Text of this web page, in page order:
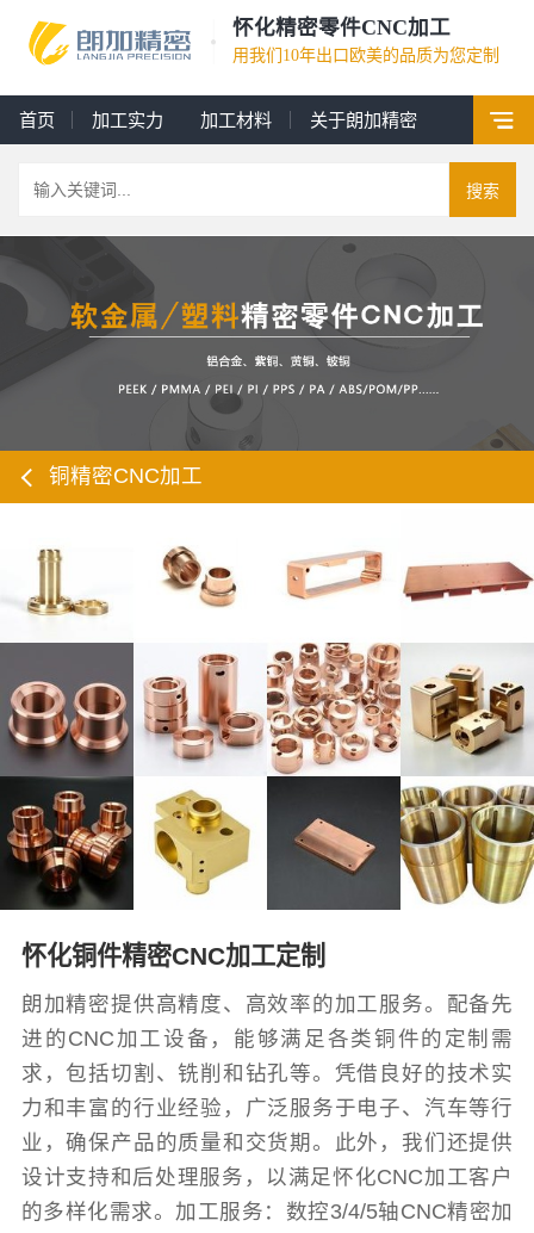
怀化精密零件CNC加工
用我们10年出口欧美的品质为您定制
首页 加工实力 加工材料 关于朗加精密
搜索
铜精密CNC加工
怀化铜件精密CNC加工定制
朗加精密提供高精度、高效率的加工服务。配备先
进的CNC加工设备，能够满足各类铜件的定制需
求，包括切割、铣削和钻孔等。凭借良好的技术实
力和丰富的行业经验，广泛服务于电子、汽车等行
业，确保产品的质量和交货期。此外，我们还提供
设计支持和后处理服务，以满足怀化CNC加工客户
的多样化需求。加工服务：数控3/4/5轴CNC精密加